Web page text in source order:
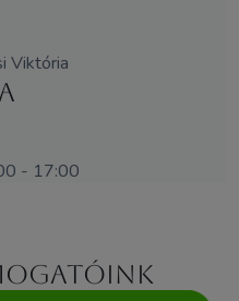
Viktória
- 17:00